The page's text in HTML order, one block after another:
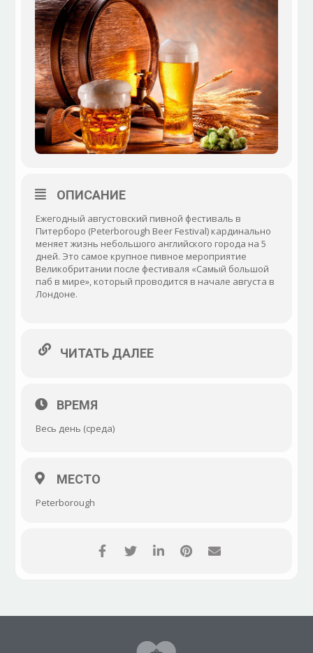
ОПИСАНИЕ
Ежегодный августовский пивной фестиваль в
Питерборо (Peterborough Beer Festival) кардинально
меняет жизнь небольшого английского города на 5
дней. Это самое крупное пивное мероприятие
Великобритании после фестиваля «Самый большой
паб в мире», который проводится в начале августа в
Лондоне.
ЧИТАТЬ ДАЛЕЕ
ВРЕМЯ
Весь день (среда)
МЕСТО
Peterborough